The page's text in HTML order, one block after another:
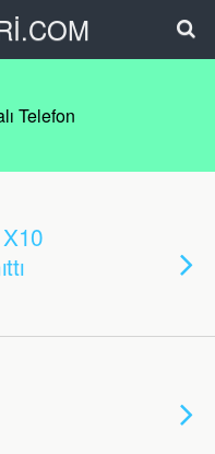
Telefon